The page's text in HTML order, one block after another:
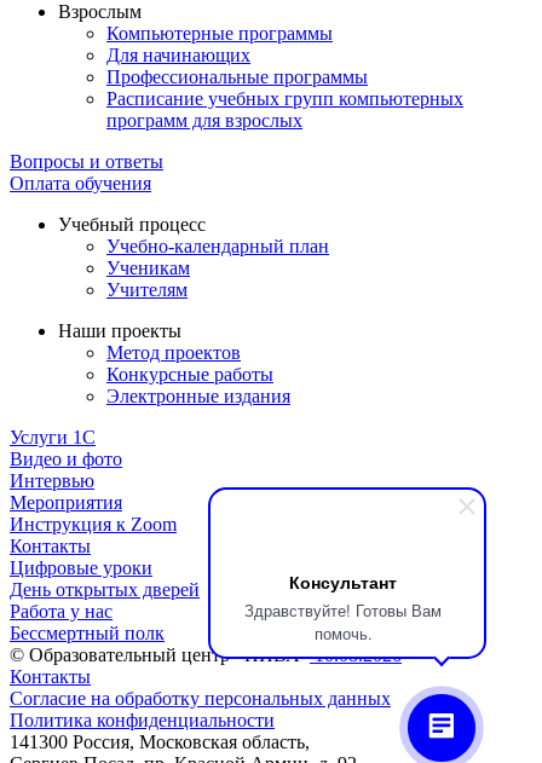
Консультант
Здравствуйте! Готовы Вам
помочь.
Взрослым
Компьютерные программы
Для начинающих
Профессиональные программы
Расписание учебных групп компьютерных
программ для взрослых
Вопросы и ответы
Оплата обучения
Учебный процесс
Учебно-календарный план
Ученикам
Учителям
Наши проекты
Метод проектов
Конкурсные работы
Электронные издания
Услуги 1C
Видео и фото
Интервью
Мероприятия
Инструкция к Zoom
Контакты
Цифровые уроки
День открытых дверей
Работа у нас
Бессмертный полк
© Образовательный центр «НИВА»10.08.2026
Контакты
Согласие на обработку персональных данных
Политика конфиденциальности
141300 Россия, Московская область,